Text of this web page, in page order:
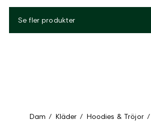
Se fler produkter
Dam / Kläder / Hoodies & Tröjor /